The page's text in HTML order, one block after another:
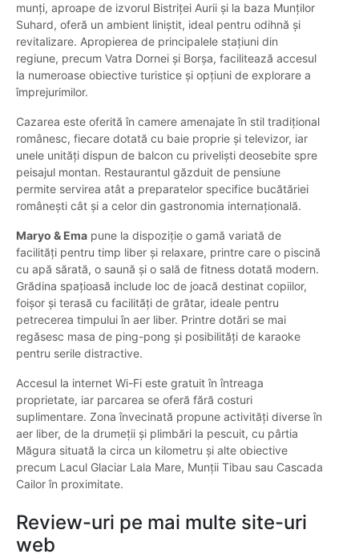
munți, aproape de izvorul Bistriței Aurii și la baza Munților
Suhard, oferă un ambient liniștit, ideal pentru odihnă și
revitalizare. Apropierea de principalele stațiuni din
regiune, precum Vatra Dornei și Borșa, facilitează accesul
la numeroase obiective turistice și opțiuni de explorare a
împrejurimilor.
Cazarea este oferită în camere amenajate în stil tradițional
românesc, fiecare dotată cu baie proprie și televizor, iar
unele unități dispun de balcon cu priveliști deosebite spre
peisajul montan. Restaurantul găzduit de pensiune
permite servirea atât a preparatelor specifice bucătăriei
românești cât și a celor din gastronomia internațională.
Maryo & Ema pune la dispoziție o gamă variată de
facilități pentru timp liber și relaxare, printre care o piscină
cu apă sărată, o saună și o sală de fitness dotată modern.
Grădina spațioasă include loc de joacă destinat copiilor,
foișor și terasă cu facilități de grătar, ideale pentru
petrecerea timpului în aer liber. Printre dotări se mai
regăsesc masa de ping-pong și posibilități de karaoke
pentru serile distractive.
Accesul la internet Wi-Fi este gratuit în întreaga
proprietate, iar parcarea se oferă fără costuri
suplimentare. Zona învecinată propune activități diverse în
aer liber, de la drumeții și plimbări la pescuit, cu pârtia
Măgura situată la circa un kilometru și alte obiective
precum Lacul Glaciar Lala Mare, Munții Tibau sau Cascada
Cailor în proximitate.
Review-uri pe mai multe site-uri
web